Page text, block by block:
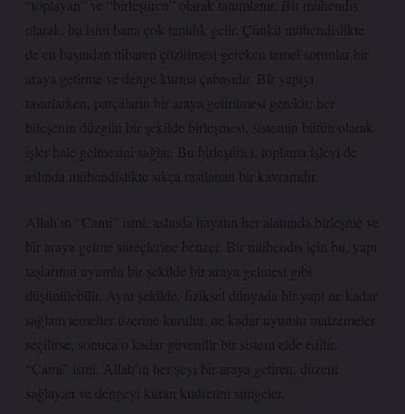
“toplayan” ve “birleştiren” olarak tanımlanır. Bir mühendis
olarak, bu isim bana çok tanıdık gelir. Çünkü mühendislikte
de en başından itibaren çözülmesi gereken temel sorunlar bir
araya getirme ve denge kurma çabasıdır. Bir yapıyı
tasarlarken, parçaların bir araya getirilmesi gerekir; her
bileşenin düzgün bir şekilde birleşmesi, sistemin bütün olarak
işler hale gelmesini sağlar. Bu birleştirici, toplama işlevi de
aslında mühendislikte sıkça rastlanan bir kavramdır.
Allah’ın “Cami” ismi, aslında hayatın her alanında birleşme ve
bir araya gelme süreçlerine benzer. Bir mühendis için bu, yapı
taşlarının uyumlu bir şekilde bir araya gelmesi gibi
düşünülebilir. Aynı şekilde, fiziksel dünyada bir yapı ne kadar
sağlam temeller üzerine kurulur, ne kadar uyumlu malzemeler
seçilirse, sonuca o kadar güvenilir bir sistem elde edilir.
“Cami” ismi, Allah’ın her şeyi bir araya getiren, düzeni
sağlayan ve dengeyi kuran kudretini simgeler.